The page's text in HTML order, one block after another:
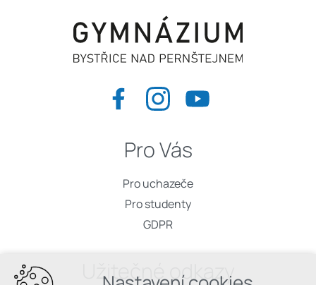
Pro Vás
Pro uchazeče
Pro studenty
GDPR
Užitečné odkazy